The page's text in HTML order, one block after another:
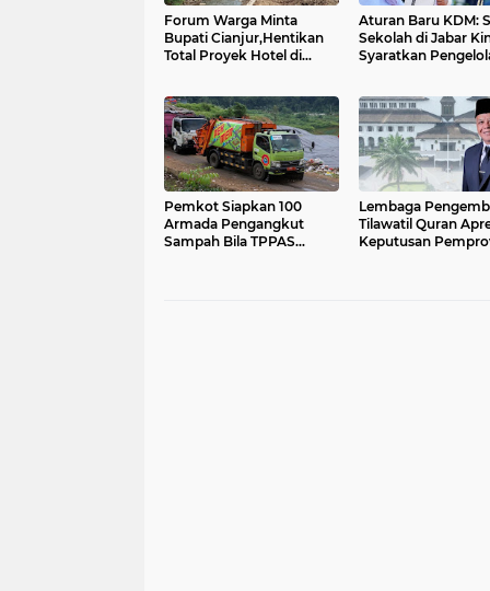
Forum Warga Minta
Bupati Cianjur,Hentikan
Total Proyek Hotel di
Aturan Baru KDM:
Sekolah di Jabar
Syaratkan
Pemkot Siapkan 100
Armada Pengangkut
Sampah Bila TPPAS
Lembaga
Tilawatil Quran
Keputusan